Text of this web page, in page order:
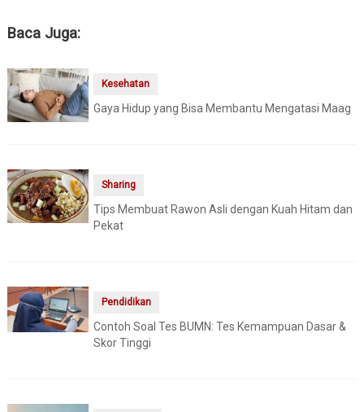
Baca Juga:
Kesehatan
Gaya Hidup yang Bisa Membantu Mengatasi Maag
Sharing
Tips Membuat Rawon Asli dengan Kuah Hitam dan
Pekat
Pendidikan
Contoh Soal Tes BUMN: Tes Kemampuan Dasar &
Skor Tinggi